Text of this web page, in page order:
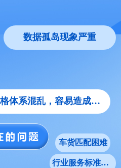
价格体系混乱，容易造成亏损
数据孤岛现象严重
车货匹配困难
行业服务标准不统一